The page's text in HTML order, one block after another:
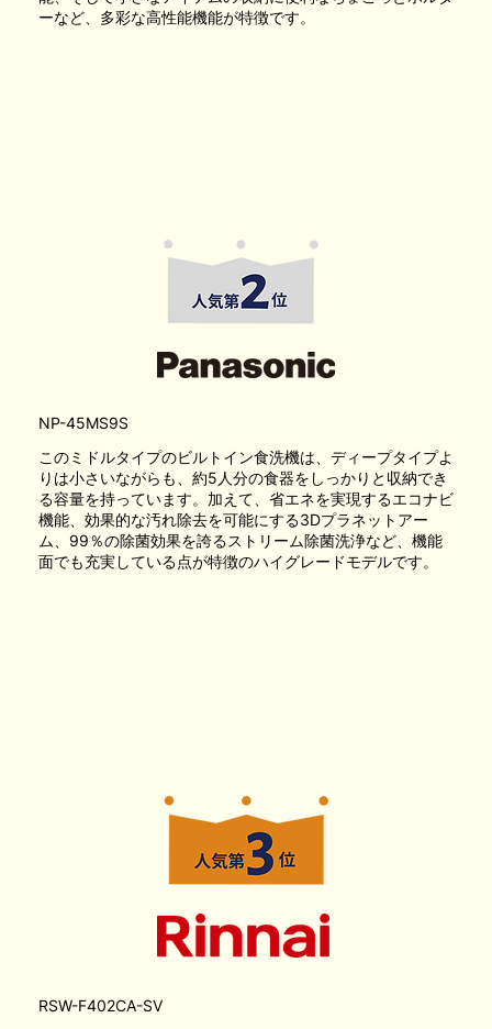
ーなど、多彩な高性能機能が特徴です。
このミドルタイプのビルトイン食洗機は、ディープタイプよ
りは小さいながらも、約5人分の食器をしっかりと収納でき
る容量を持っています。加えて、省エネを実現するエコナビ
機能、効果的な汚れ除去を可能にする3Dプラネットアー
ム、99％の除菌効果を誇るストリーム除菌洗浄など、機能
面でも充実している点が特徴のハイグレードモデルです。
NP-45MS9S
RSW-F402CA-SV